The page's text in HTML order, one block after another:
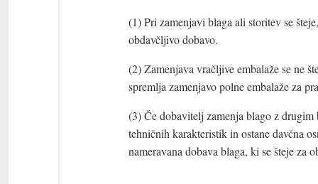
(1) Pri zamenjavi blaga ali storitev se
obdavčljivo dobavo.
(2) Zamenjava vračljive embalaže se ne
spremlja zamenjavo polne embalaže za
(3) Če dobavitelj zamenja blago z
tehničnih karakteristik in ostane davčna
nameravana dobava blaga, ki se šteje za